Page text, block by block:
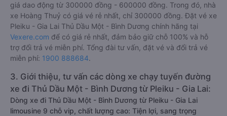
giá dao động từ 300000 đồng - 600000 đồng. Trong đó, nhà
xe Hoàng Thuỷ có giá vé rẻ nhất, chỉ 300000 đồng. Đặt vé xe
Pleiku - Gia Lai Thủ Dầu Một - Bình Dương chính hãng tại
Vexere.com để có giá rẻ nhất, đảm bảo giữ chỗ 100% và hỗ
trợ đổi trả vé miễn phí. Tổng đài tư vấn, đặt vé và đổi trả vé
miễn phí: 1900 888684.
3. Giới thiệu, tư vấn các dòng xe chạy tuyến đường
xe đi Thủ Dầu Một - Bình Dương từ Pleiku - Gia Lai:
Dòng xe đi Thủ Dầu Một - Bình Dương từ Pleiku - Gia Lai
limousine 9 chỗ vip, chất lượng cao: Tiện lợi, sang trọng